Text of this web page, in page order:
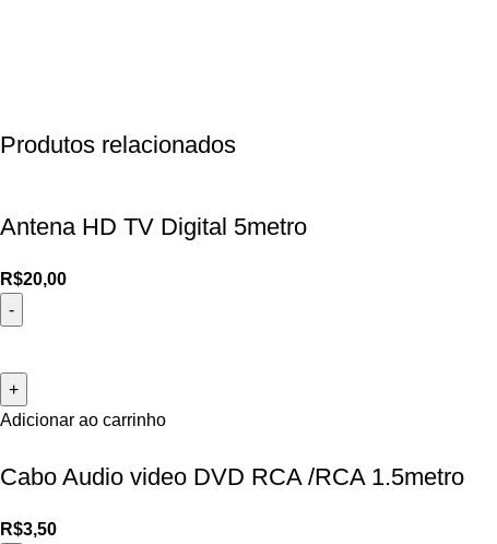
Produtos relacionados
Antena HD TV Digital 5metro
R$20,00
Adicionar ao carrinho
Cabo Audio video DVD RCA /RCA 1.5metro
R$3,50